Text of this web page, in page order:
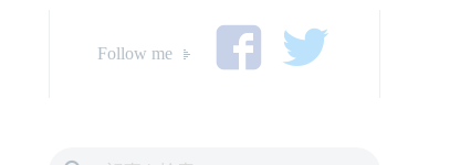
Follow me